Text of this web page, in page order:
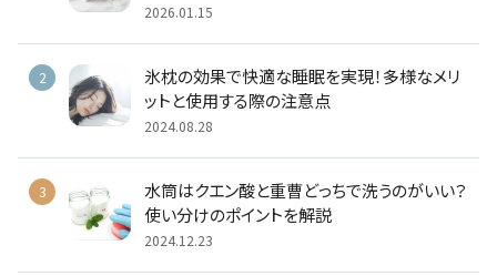
2026.01.15
氷枕の効果で快適な睡眠を実現！多様なメリ
ットと使用する際の注意点
2024.08.28
水筒はクエン酸と重曹どっちで洗うのがいい？
使い分けのポイントを解説
2024.12.23